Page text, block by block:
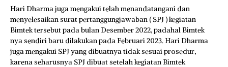
Hari Dharma juga mengakui telah menandatangani dan
menyelesaikan surat pertanggungjawaban ( SPJ ) kegiatan
Bimtek tersebut pada bulan Desember 2022, padahal Bimtek
nya sendiri baru dilakukan pada Februari 2023. Hari Dharma
juga mengakui SPJ yang dibuatnya tidak sesuai prosedur,
karena seharusnya SPJ dibuat setelah kegiatan Bimtek